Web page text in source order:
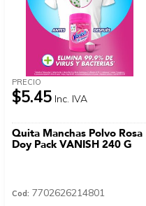
PRECIO
$5.45 Inc. IVA
Quita Manchas Polvo Rosa
Doy Pack VANISH 240 G
Cod: 7702626214801